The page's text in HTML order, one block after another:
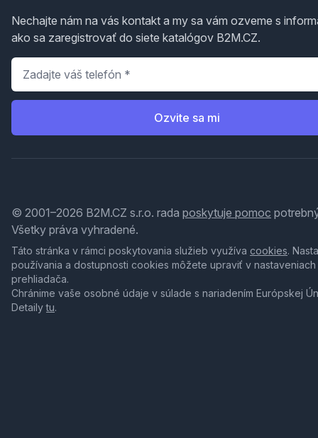
Nechajte nám na vás kontakt a my sa vám ozveme s
ako sa zaregistrovať do siete katalógov B2M.CZ.
Telefón
Ozvite sa mi
© 2001–2026 B2M.CZ s.r.o. rada poskytuje pomoc
Všetky práva vyhradené.
Táto stránka v rámci poskytovania služieb využíva cookies.
používania a dostupnosti cookies môžete upraviť v nastaveniach
prehliadača.
Chránime vaše osobné údaje v súlade s nariadením Európskej
Detailytu.